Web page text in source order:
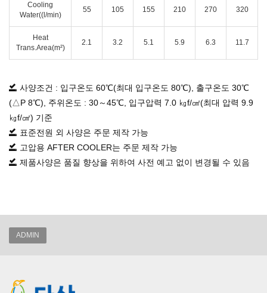
Cooling
Water((l/min)
55 105 155 210 270 320
Heat
Trans.Area(m²)
2.1 3.2 5.1 5.9 6.3 11.7
사양조건 : 입구온도 60℃(최대 입구온도 80℃), 출구온도 30℃
(△P 8℃), 주위온도 : 30～45℃, 입구압력 7.0 ㎏f/㎠(최대 압력 9.9
㎏f/㎠) 기준
표준전원 외 사양은 주문 제작 가능
고압용 AFTER COOLER는 주문 제작 가능
제품사양은 품질 향상을 위하여 사전 예고 없이 변경될 수 있음
ADMIN